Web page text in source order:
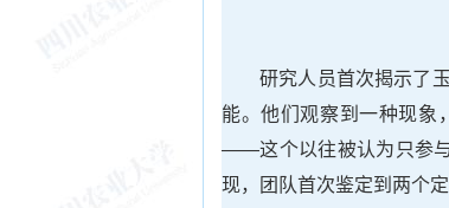
研究人员首次揭示了
能。他们观察到一种现象
——这个以往被认为只参与
现，团队首次鉴定到两个